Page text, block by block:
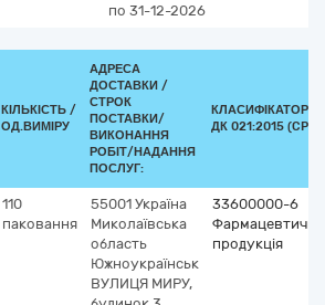
по 31-12-2026
КІЛЬКІСТЬ /
ОД.ВИМІРУ
АДРЕСА
ДОСТАВКИ /
СТРОК
ПОСТАВКИ/
ВИКОНАННЯ
РОБІТ/НАДАННЯ
ПОСЛУГ:
КЛАСИФІКАТОР
ДК 021:2015 (CPV)
110
паковання
55001 Україна
Миколаївська
область
Южноукраїнськ
ВУЛИЦЯ МИРУ,
33600000-6
Фармацевтична
продукція